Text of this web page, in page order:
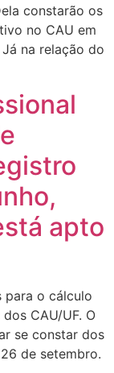
constarão os
no CAU em
na relação do
apto
para o cálculo
CAU/UF. O
se constar dos
de setembro.